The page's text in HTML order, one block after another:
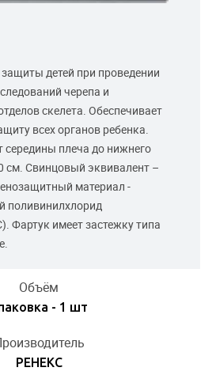
Объём
- 1 шт
РЕНЕКС
детей при проведении
черепа и
скелета. Обеспечивает
всех органов ребенка.
середины плеча до нижнего
см. Свинцовый эквивалент –
материал -
поливинилхлорид
Фартук имеет застежку типа